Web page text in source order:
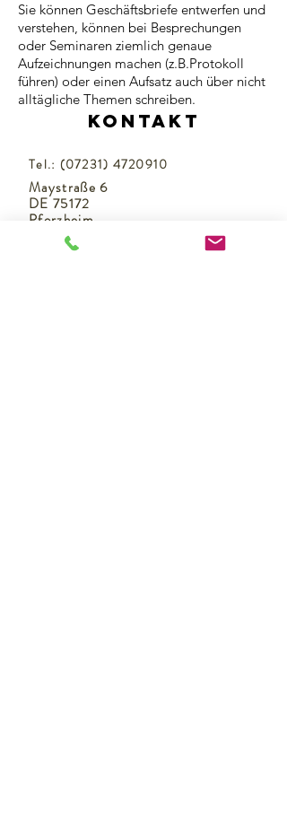
Sie können Geschäftsbriefe entwerfen und
verstehen, können bei Besprechungen
oder Seminaren ziemlich genaue
Aufzeichnungen machen (z.B.Protokoll
führen) oder einen Aufsatz auch über nicht
alltägliche Themen schreiben.
Kontakt
Tel.: (07231) 4720910
Maystraße 6
DE 75172
Pforzheim
Data protection